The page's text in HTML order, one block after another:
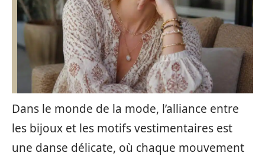
Dans le monde de la mode, l’alliance entre
les bijoux et les motifs vestimentaires est
une danse délicate, où chaque mouvement